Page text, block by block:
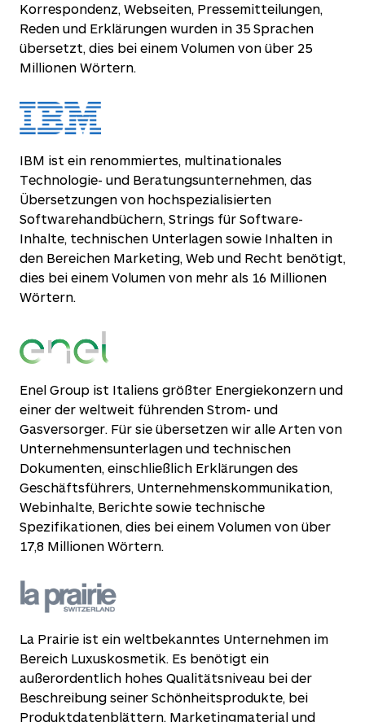
Korrespondenz, Webseiten, Pressemitteilungen,
Reden und Erklärungen wurden in 35 Sprachen
übersetzt, dies bei einem Volumen von über 25
Millionen Wörtern.
IBM ist ein renommiertes, multinationales
Technologie- und Beratungsunternehmen, das
Übersetzungen von hochspezialisierten
Softwarehandbüchern, Strings für Software-
Inhalte, technischen Unterlagen sowie Inhalten in
den Bereichen Marketing, Web und Recht benötigt,
dies bei einem Volumen von mehr als 16 Millionen
Wörtern.
Enel Group ist Italiens größter Energiekonzern und
einer der weltweit führenden Strom- und
Gasversorger. Für sie übersetzen wir alle Arten von
Unternehmensunterlagen und technischen
Dokumenten, einschließlich Erklärungen des
Geschäftsführers, Unternehmenskommunikation,
Webinhalte, Berichte sowie technische
Spezifikationen, dies bei einem Volumen von über
17,8 Millionen Wörtern.
La Prairie ist ein weltbekanntes Unternehmen im
Bereich Luxuskosmetik. Es benötigt ein
außerordentlich hohes Qualitätsniveau bei der
Beschreibung seiner Schönheitsprodukte, bei
Produktdatenblättern, Marketingmaterial und